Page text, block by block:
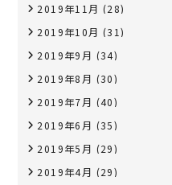
2019年11月 (28)
2019年10月 (31)
2019年9月 (34)
2019年8月 (30)
2019年7月 (40)
2019年6月 (35)
2019年5月 (29)
2019年4月 (29)